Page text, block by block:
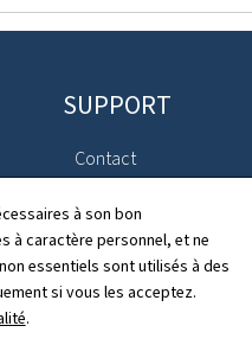
à son bon
à caractère personnel, et ne
essentiels sont utilisés à des
si vous les acceptez.
.
SUPPORT
Contact
Annuaire
Plan du site